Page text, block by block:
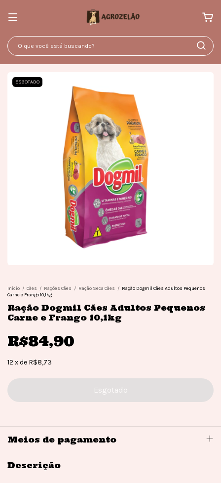
ESGOTADO
Início / Cães / Rações Cães / Ração Seca Cães / Ração Dogmil Cães Adultos Pequenos
Carne e Frango 10,1kg
Ração Dogmil Cães Adultos Pequenos
Carne e Frango 10,1kg
R$84,90
12 xde R$8,73
Meios de pagamento
Descrição